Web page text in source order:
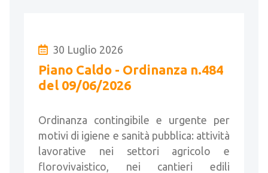
30 Luglio 2026
Piano Caldo - Ordinanza n.484
del 09/06/2026
Ordinanza contingibile e urgente per
motivi di igiene e sanità pubblica: attività
lavorative nei settori agricolo e
florovivaistico, nei cantieri edili